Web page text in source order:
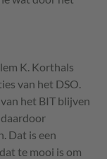
K. Korthals
van het DSO
het BIT blijven
daardoor
Dat is een
te mooi is om